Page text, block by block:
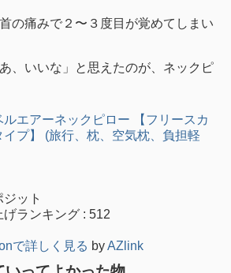
の痛みで２〜３度目が覚めてしまい
、いいな」と思えたのが、ネックピ
ルエアーネックピロー 【フリースカ
イプ】 (旅行、枕、空気枕、負担軽
ジット
げランキング : 512
で詳しく見る byAZlink